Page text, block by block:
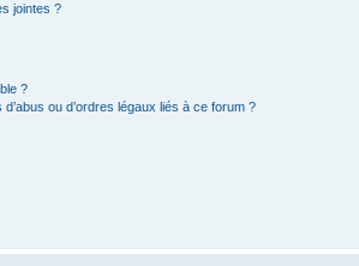
jointes ?
?
ou d’ordres légaux liés à ce forum ?